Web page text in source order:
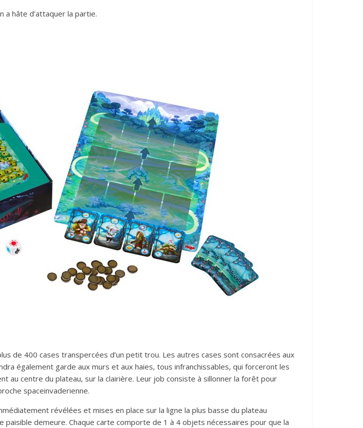
a hâte d’attaquer la partie.
de 400 cases transpercées d’un petit trou. Les autres cases sont consacrées aux
également garde aux murs et aux haies, tous infranchissables, qui forceront les
centre du plateau, sur la clairière. Leur job consiste à sillonner la forêt pour
spaceinvaderienne.
révélées et mises en place sur la ligne la plus basse du plateau
demeure. Chaque carte comporte de 1 à 4 objets nécessaires pour que la